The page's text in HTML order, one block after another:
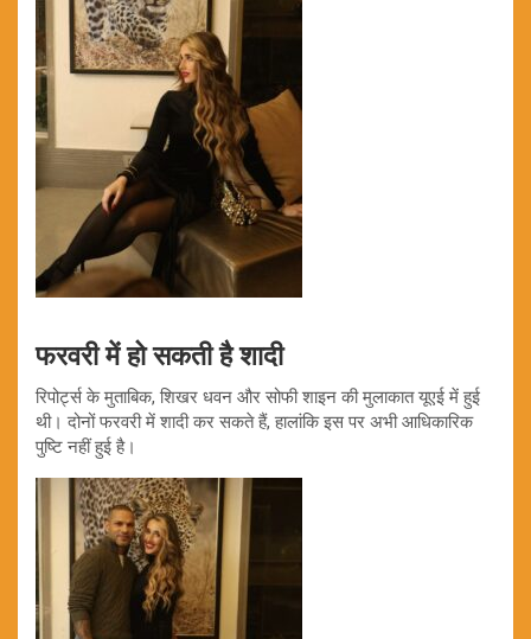
फरवरी में हो सकती है शादी
रिपोर्ट्स के मुताबिक, शिखर धवन और सोफी शाइन की मुलाकात यूएई में हुई
थी। दोनों फरवरी में शादी कर सकते हैं, हालांकि इस पर अभी आधिकारिक
पुष्टि नहीं हुई है।